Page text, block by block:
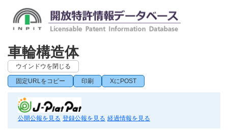
車輪構造体
ウインドウを閉じる
固定URLをコピー 印刷 XにPOST
公開公報を見る 登録公報を見る 経過情報を見る